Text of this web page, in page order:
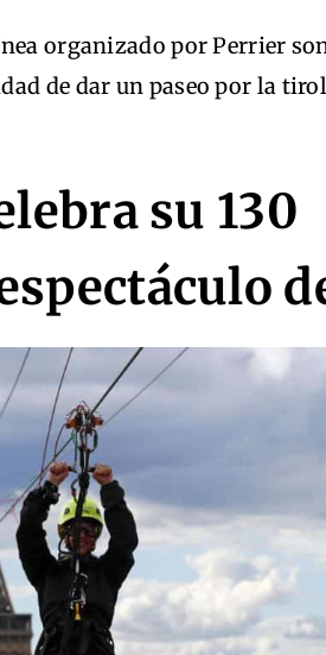
organizado por Perrier
de dar un paseo por la
su 130